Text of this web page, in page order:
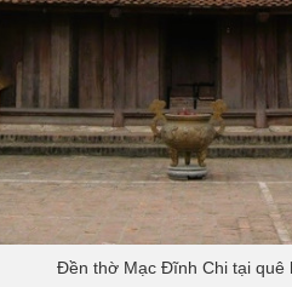
Đền thờ Mạc Đĩnh Chi tại quê